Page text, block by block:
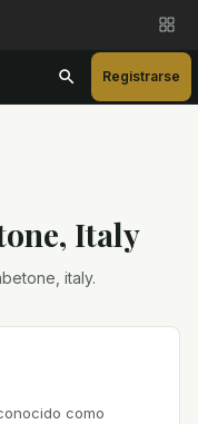
Registrarse
Italy
italy.
como